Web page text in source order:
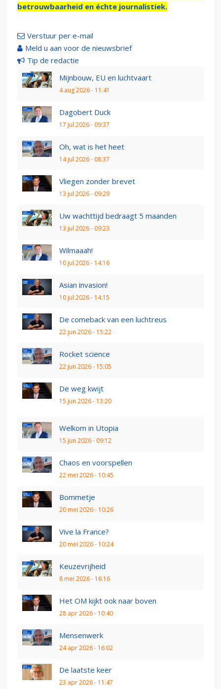
betrouwbaarheid en échte journalistiek.
Verstuur per e-mail
Meld u aan voor de nieuwsbrief
Tip de redactie
Mijnbouw, EU en luchtvaart
4 aug 2026 - 11:41
Dagobert Duck
17 jul 2026 - 09:37
Oh, wat is het heet
14 jul 2026 - 08:37
Vliegen zonder brevet
13 jul 2026 - 09:29
Uw wachttijd bedraagt 5 maanden
13 jul 2026 - 09:23
Wilmaaah!
10 jul 2026 - 14:16
Asian invasion!
10 jul 2026 - 14:15
De comeback van een luchtreus
22 jun 2026 - 15:22
Rocket science
22 jun 2026 - 15:05
De weg kwijt
15 jun 2026 - 13:20
Welkom in Utopia
15 jun 2026 - 09:12
Chaos en voorspellen
22 mei 2026 - 10:45
Bommetje
20 mei 2026 - 10:26
Vive la France?
20 mei 2026 - 10:24
Keuzevrijheid
8 mei 2026 - 16:16
Het OM kijkt ook naar boven
28 apr 2026 - 10:40
Mensenwerk
24 apr 2026 - 16:02
De laatste keer
23 apr 2026 - 11:47